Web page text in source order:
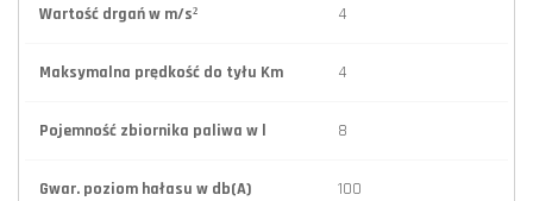
Wartość drgań w m/s² 4
Maksymalna prędkość do tyłu Km 4
Pojemność zbiornika paliwa w l 8
Gwar. poziom hałasu w db(A) 100